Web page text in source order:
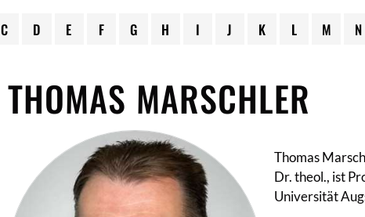
C D E F G H I J K L M N
THOMAS MARSCHLER
Thomas
Dr. theol., ist
Universität